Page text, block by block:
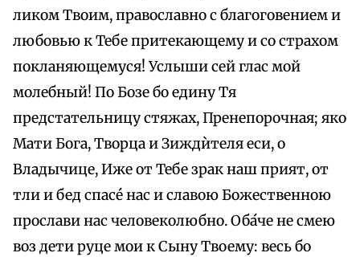
ликом Твоим, православно с благоговением и
любовью к Тебе притекающему и со страхом
покланяющемуся! Услыши сей глас мой
молебный! По Бозе бо едину Тя
предстательницу стяжах, Пренепорочная; яко
Мати Бога, Творца и Зиждѝтеля еси, о
Владычице, Иже от Тебе зрак наш прият, от
тли и бед спасе́ нас и славою Божественною
прослави нас человеколюбно. Оба́че не смею
воз дети руце мои к Сыну Твоему: весь бо